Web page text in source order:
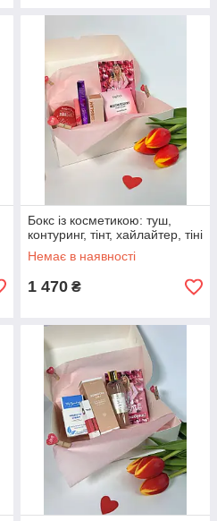
Бокс із косметикою: туш,
контуринг, тінт, хайлайтер, тіні
Немає в наявності
1 470 ₴